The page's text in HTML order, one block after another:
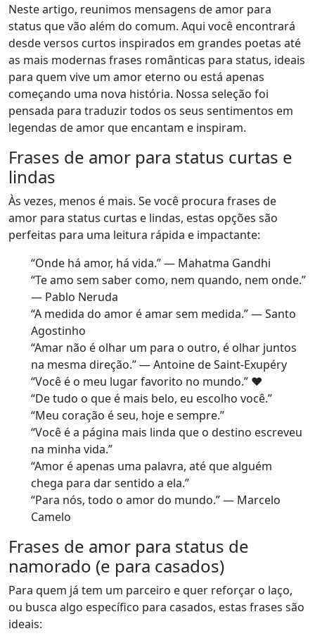
Neste artigo, reunimos mensagens de amor para
status que vão além do comum. Aqui você encontrará
desde versos curtos inspirados em grandes poetas até
as mais modernas frases românticas para status, ideais
para quem vive um amor eterno ou está apenas
começando uma nova história. Nossa seleção foi
pensada para traduzir todos os seus sentimentos em
legendas de amor que encantam e inspiram.
Frases de amor para status curtas e
lindas
Às vezes, menos é mais. Se você procura frases de
amor para status curtas e lindas, estas opções são
perfeitas para uma leitura rápida e impactante:
“Onde há amor, há vida.” — Mahatma Gandhi
“Te amo sem saber como, nem quando, nem onde.”
— Pablo Neruda
“A medida do amor é amar sem medida.” — Santo
Agostinho
“Amar não é olhar um para o outro, é olhar juntos
na mesma direção.” — Antoine de Saint-Exupéry
“Você é o meu lugar favorito no mundo.” ❤️
“De tudo o que é mais belo, eu escolho você.”
“Meu coração é seu, hoje e sempre.”
“Você é a página mais linda que o destino escreveu
na minha vida.”
“Amor é apenas uma palavra, até que alguém
chega para dar sentido a ela.”
“Para nós, todo o amor do mundo.” — Marcelo
Camelo
Frases de amor para status de
namorado (e para casados)
Para quem já tem um parceiro e quer reforçar o laço,
ou busca algo específico para casados, estas frases são
ideais: